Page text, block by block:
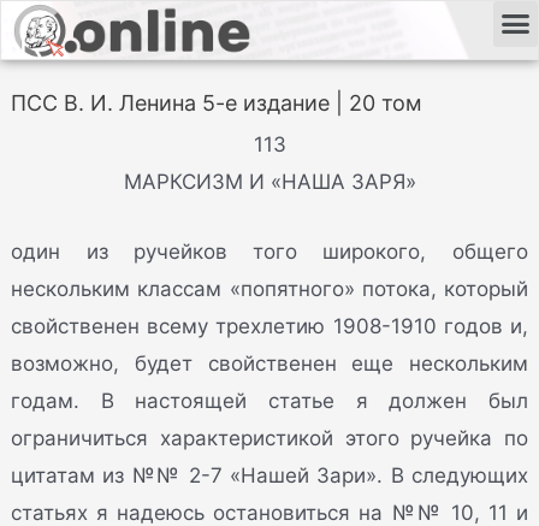
ПСС В. И. Ленина 5-е издание | 20 том
113
МАРКСИЗМ И «НАША ЗАРЯ»
один из ручейков того широкого, общего
нескольким классам «попятного» потока, который
свойственен всему трехлетию 1908-1910 годов и,
возможно, будет свойственен еще нескольким
годам. В настоящей статье я должен был
ограничиться характеристикой этого ручейка по
цитатам из №№ 2-7 «Нашей Зари». В следующих
статьях я надеюсь остановиться на №№ 10, 11 и